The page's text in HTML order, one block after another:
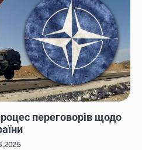
переговорів щодо